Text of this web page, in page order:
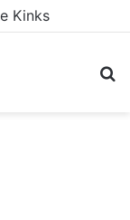
Kinks